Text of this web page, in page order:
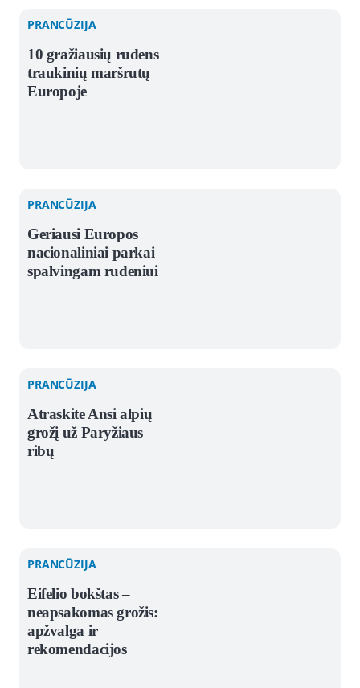
PRANCŪZIJA
10 gražiausių rudens
traukinių maršrutų
Europoje
PRANCŪZIJA
Geriausi Europos
nacionaliniai parkai
spalvingam rudeniui
PRANCŪZIJA
Atraskite Ansi alpių
grožį už Paryžiaus
ribų
PRANCŪZIJA
Eifelio bokštas –
neapsakomas grožis:
apžvalga ir
rekomendacijos